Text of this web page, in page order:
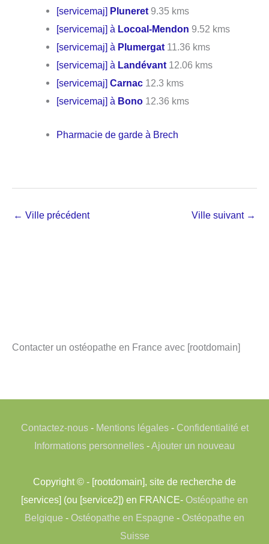
[servicemaj] Pluneret 9.35 kms
[servicemaj] à Locoal-Mendon 9.52 kms
[servicemaj] à Plumergat 11.36 kms
[servicemaj] à Landévant 12.06 kms
[servicemaj]Carnac 12.3 kms
[servicemaj] à Bono 12.36 kms
Pharmacie de garde à Brech
← Ville précédent Ville suivant →
Contacter un ostéopathe en France avec [rootdomain]
Contactez-nous- Mentions légales- Confidentialité et
Informations personnelles -Ajouter un nouveau
Copyright © - [rootdomain], site de recherche de
[services] (ou [service2]) en FRANCE- Ostéopathe en
Belgique - Ostéopathe en Espagne - Ostéopathe en
Suisse